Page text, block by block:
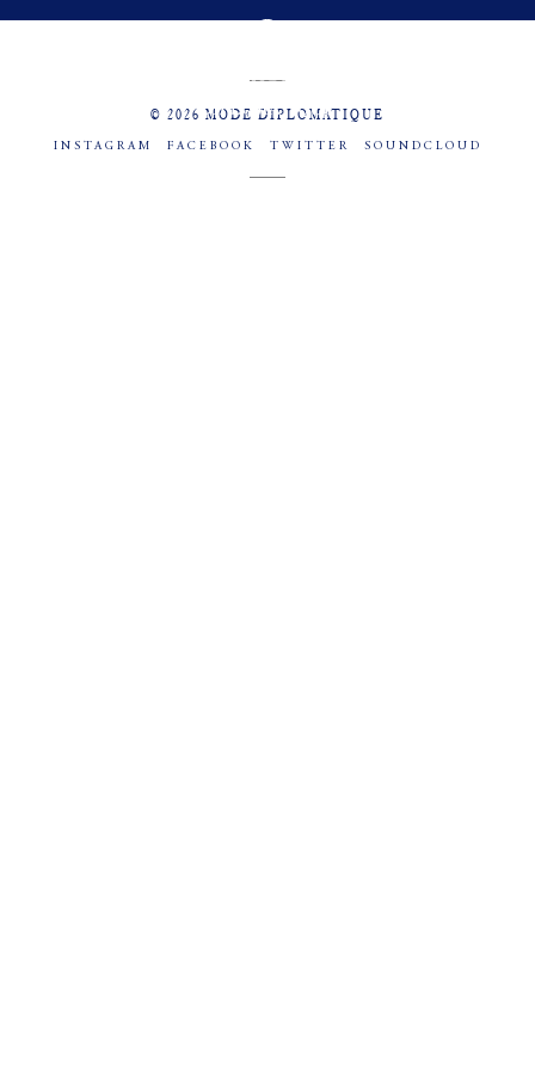
© 2026 MODE DIPLOMATIQUE
INSTAGRAM FACEBOOK TWITTER SOUNDCLOUD